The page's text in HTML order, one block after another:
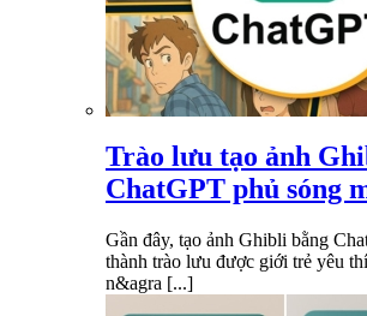
Trào lưu tạo ảnh
ChatGPT phủ sóng
Gần đây, tạo ảnh Ghibli bằng
thành trào lưu được giới trẻ yêu
n&agra [...]